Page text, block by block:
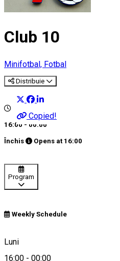
Club 10
Minifotbal, Fotbal
Distribuie
Copied!
16:00 - 00:00
Închis Opens at 16:00
Program
Weekly Schedule
Luni
16:00 - 00:00
Ulmi, România